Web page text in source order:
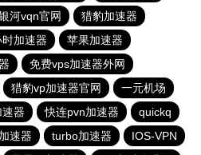
河vqn官网
猎豹加速器
加速器
苹果加速器
免费vps加速器外网
猎豹vp加速器官网
一元机场
器 快连pvn加速器
quickq
速器 turbo加速器
IOS-VPN